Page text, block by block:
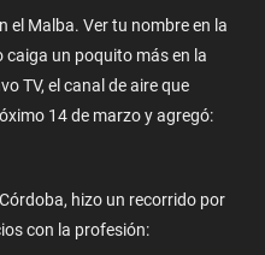
el Malba. Ver tu nombre en la
un poquito más en la
TV, el canal de aire que
14 de marzo y agregó:
hizo un recorrido por
con la profesión: